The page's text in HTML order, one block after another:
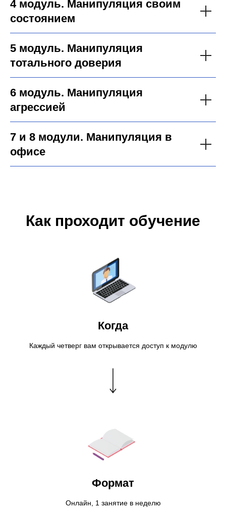
4 модуль. Манипуляция своим
состоянием
5 модуль. Манипуляция
тотального доверия
6 модуль. Манипуляция
агрессией
7 и 8 модули. Манипуляция в
офисе
Как проходит обучение
Когда
Каждый четверг вам открывается доступ к модулю
Формат
Онлайн, 1 занятие в неделю